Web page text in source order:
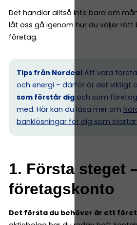
Det handlar alltså inte bara om
låt oss gå igenom hur du väljer rätt
företag.
Tips från Nordea! Att vara
och energi – därför är det viktigt
som förstår dig och som
med. Här kan du läsa mer om
banklösningar för dig som
1. Första steget
företagskonto
Det första du behöver är ett